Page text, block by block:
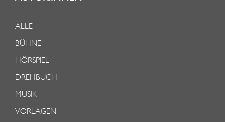
ALLE
BÜHNE
HÖRSPIEL
DREHBUCH
MUSIK
VORLAGEN